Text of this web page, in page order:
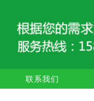
联系我们